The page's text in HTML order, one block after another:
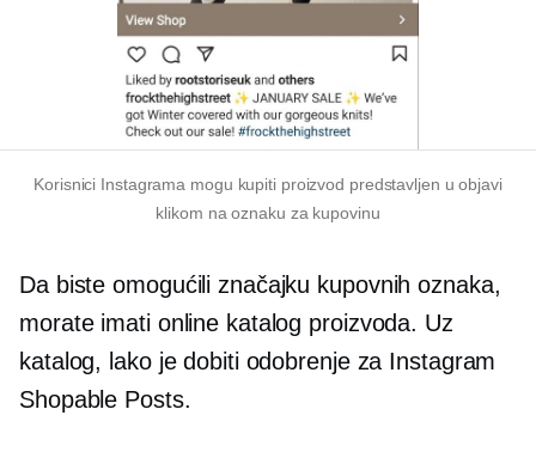
Korisnici Instagrama mogu kupiti proizvod predstavljen u objavi
klikom na oznaku za kupovinu
Da biste omogućili značajku kupovnih oznaka,
morate imati online katalog proizvoda. Uz
katalog, lako je dobiti odobrenje za Instagram
Shopable Posts.